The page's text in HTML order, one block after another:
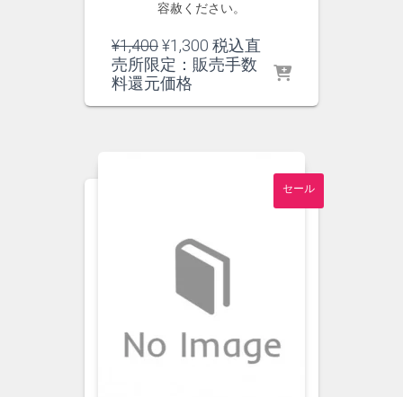
容赦ください。
¥1,400元
の
価
¥1,300 現
在
税込直
売所限定：販売手数
料還元価格
セール